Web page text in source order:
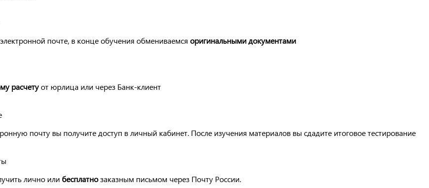
почте, в конце обучения обмениваемся оригинальными документами
расчетуот юрлица или через Банк-клиент
почту вы получите доступ в личный кабинет. После изучения материалов вы сдадите итоговое тестирование
лично или бесплатнозаказным письмом через Почту России.